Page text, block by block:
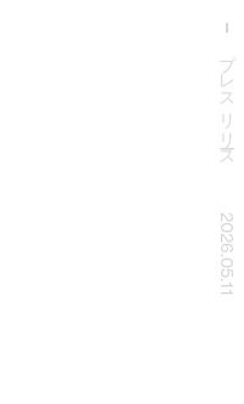
プレスリリース
2026.05.11